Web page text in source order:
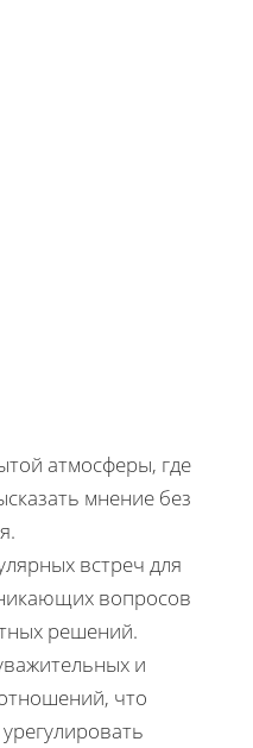
атмосферы, где
мнение без
встреч для
вопросов
решений.
и
что